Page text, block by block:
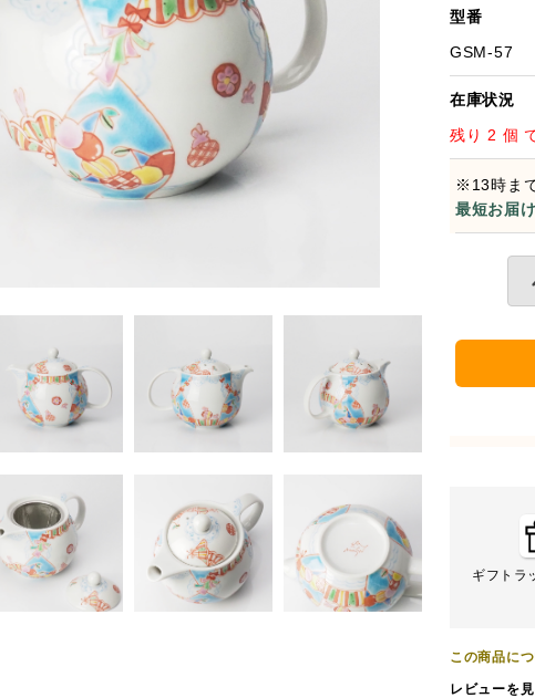
型番
GSM-57
在庫状況
残り 2 個
※13時ま
最短お届
ギフトラ
この商品に
レビューを